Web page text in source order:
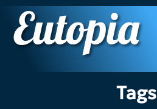
Eutopia
Tags